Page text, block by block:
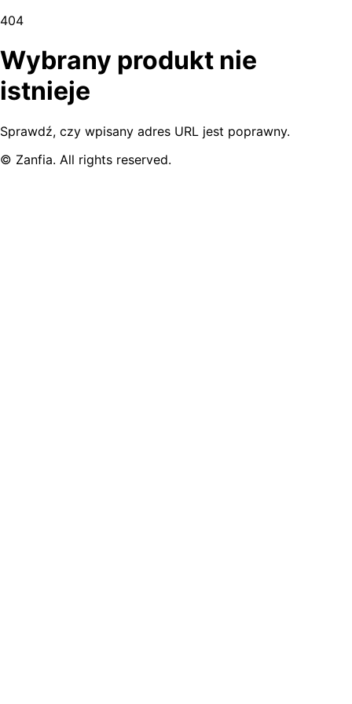
404
Wybrany produkt nie
istnieje
Sprawdź, czy wpisany adres URL jest poprawny.
© Zanfia. All rights reserved.